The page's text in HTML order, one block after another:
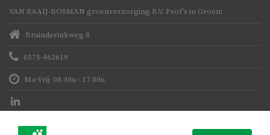
VAN RAAIJ-BOSMAN groenverzorging B.V. Prof’s in Groen!
Bruinderinkweg 8
0575-462619
Ma-Vrij: 08.30u - 17.00u